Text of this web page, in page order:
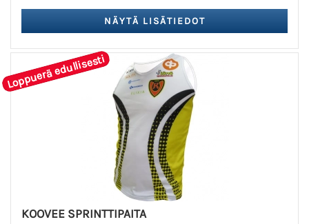
Loppuerä edullisesti
KOOVEE SPRINTTIPAITA